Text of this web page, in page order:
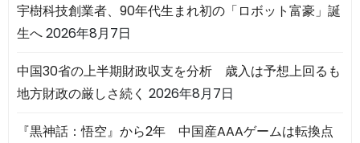
宇樹科技創業者、90年代生まれ初の「ロボット富豪」誕
生へ2026年8月7日
中国30省の上半期財政収支を分析 歳入は予想上回るも
地方財政の厳しさ続く 2026年8月7日
『黒神話：悟空』から2年 中国産AAAゲームは転換点